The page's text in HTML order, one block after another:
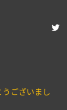
ございまし